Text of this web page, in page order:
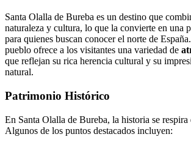
Santa Olalla de Bureba es un destino que
naturaleza y cultura, lo que la convierte en una
para quienes buscan conocer el norte de
pueblo ofrece a los visitantes una variedad de
que reflejan su rica herencia cultural y su
natural.
Patrimonio Histórico
En Santa Olalla de Bureba, la historia se respira
Algunos de los puntos destacados incluyen: